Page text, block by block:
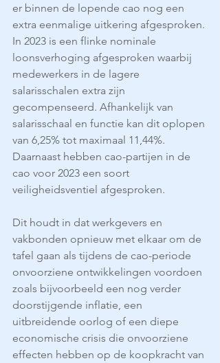
er binnen de lopende cao nog een
extra eenmalige uitkering afgesproken.
In 2023 is een flinke nominale
loonsverhoging afgesproken waarbij
medewerkers in de lagere
salarisschalen extra zijn
gecompenseerd. Afhankelijk van
salarisschaal en functie kan dit oplopen
van 6,25% tot maximaal 11,44%.
Daarnaast hebben cao-partijen in de
cao voor 2023 een soort
veiligheidsventiel afgesproken.
Dit houdt in dat werkgevers en
vakbonden opnieuw met elkaar om de
tafel gaan als tijdens de cao-periode
onvoorziene ontwikkelingen voordoen
zoals bijvoorbeeld een nog verder
doorstijgende inflatie, een
uitbreidende oorlog of een diepe
economische crisis die onvoorziene
effecten hebben op de koopkracht van